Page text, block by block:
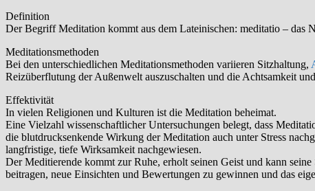
Definition
Der Begriff Meditation kommt aus dem Lateinischen: meditatio – das
Meditationsmethoden
Bei den unterschiedlichen Meditationsmethoden variieren Sitzhaltung,
Reizüberflutung der Außenwelt auszuschalten und die Achtsamkeit
Effektivität
In vielen Religionen und Kulturen ist die Meditation beheimat.
Eine Vielzahl wissenschaftlicher Untersuchungen belegt, dass
die blutdrucksenkende Wirkung der Meditation auch unter Stress
langfristige, tiefe Wirksamkeit nachgewiesen.
Der Meditierende kommt zur Ruhe, erholt seinen Geist und kann
beitragen, neue Einsichten und Bewertungen zu gewinnen und das